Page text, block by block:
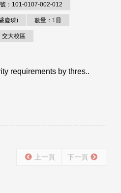
：101-0107-002-012
慶琜) 數量：1冊
交大校區
requirements by thres..
上一頁 下一頁